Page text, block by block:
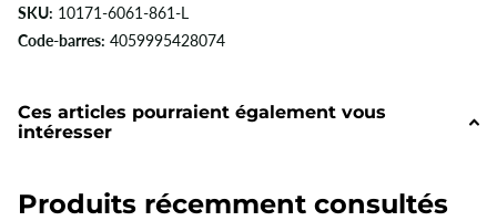
SKU: 10171-6061-861-L
Code-barres: 4059995428074
Ces articles pourraient également vous
intéresser
Produits récemment consultés